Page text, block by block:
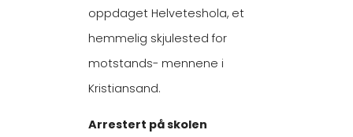
oppdaget Helveteshola, et
hemmelig skjulested for
motstands- mennene i
Kristiansand.
Arrestert på skolen